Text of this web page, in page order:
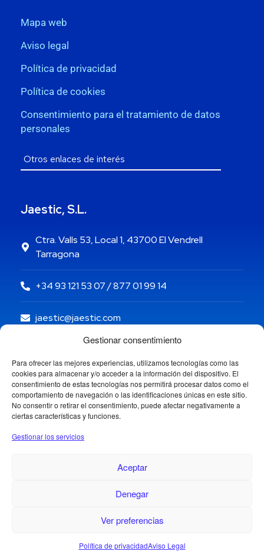
Gestionar consentimiento
Para ofrecer las mejores experiencias, utilizamos tecnologías como las
cookies para almacenar y/o acceder a la información del dispositivo. El
consentimiento de estas tecnologías nos permitirá procesar datos como el
comportamiento de navegación o las identificaciones únicas en este sitio.
No consentir o retirar el consentimiento, puede afectar negativamente a
ciertas características y funciones.
Gestionar los servicios
Aceptar
Denegar
Ver preferencias
Política de privacidadAviso Legal
Mapa web
Aviso legal
Política de privacidad
Política de cookies
Consentimiento para el tratamiento de datos
personales
Jaestic, S.L.
Ctra. Valls 53, Local 1, 43700 El Vendrell
Tarragona
+34 93 121 53 07 / 877 01 99 14
jaestic@jaestic.com
Copyright © 2024 Jaestic S.L. Todos los derechos
¿Necesitas ayuda?